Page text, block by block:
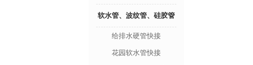
软水管、波纹管、硅胶管
给排水硬管快接
花园软水管快接